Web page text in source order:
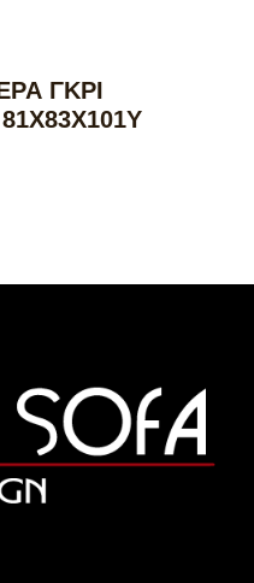
ΓΚΡΙ